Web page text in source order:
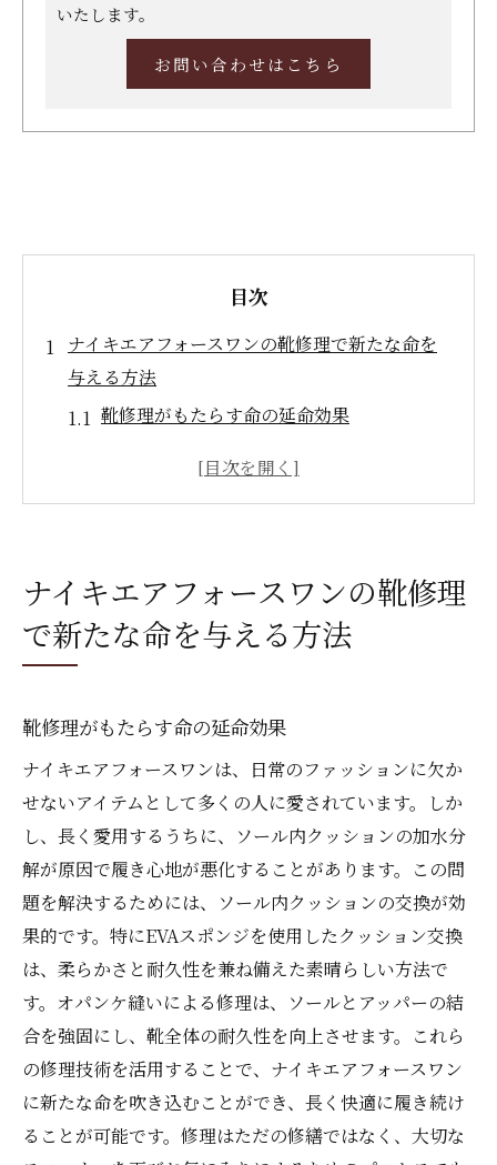
いたします。
お問い合わせはこちら
目次
ナイキエアフォースワンの靴修理で新たな命を
与える方法
靴修理がもたらす命の延命効果
靴修理を依頼する際の注意点
加水分解から守るソール内クッション交換の重
要性
加水分解とは何か？
交換時期を見極めるポイント
加水分解による影響と対策
ソール内クッションの寿命を延ばす秘訣
交換のタイミングを知らせるサイン
EVAスポンジで甦るナイキエアフォースワンの
履き心地
EVAスポンジの特性と利点
ナイキエアフォースワンへの適用事例
履き心地の改善事例
EVAスポンジによる耐久性の向上
ナイキエアフォースワンの靴修理
で新たな命を与える方法
靴修理がもたらす命の延命効果
ナイキエアフォースワンは、日常のファッションに欠か
せないアイテムとして多くの人に愛されています。しか
し、長く愛用するうちに、ソール内クッションの加水分
解が原因で履き心地が悪化することがあります。この問
題を解決するためには、ソール内クッションの交換が効
果的です。特にEVAスポンジを使用したクッション交換
は、柔らかさと耐久性を兼ね備えた素晴らしい方法で
す。オパンケ縫いによる修理は、ソールとアッパーの結
合を強固にし、靴全体の耐久性を向上させます。これら
の修理技術を活用することで、ナイキエアフォースワン
に新たな命を吹き込むことができ、長く快適に履き続け
ることが可能です。修理はただの修繕ではなく、大切な